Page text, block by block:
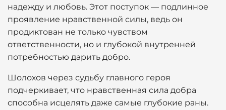
надежду и любовь. Этот поступок — подлинное
проявление нравственной силы, ведь он
продиктован не только чувством
ответственности, но и глубокой внутренней
потребностью дарить добро.
Шолохов через судьбу главного героя
подчеркивает, что нравственная сила добра
способна исцелять даже самые глубокие раны.